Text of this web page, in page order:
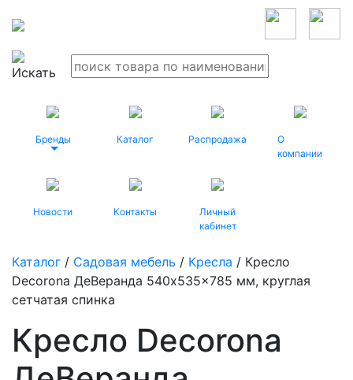
Бренды Каталог Распродажа
О
компании
Новости Контакты
Личный
кабинет
Каталог / Садовая мебель / Кресла / Кресло
Decorona ДеВеранда 540x535x785 мм, круглая
сетчатая спинка
Кресло Decorona